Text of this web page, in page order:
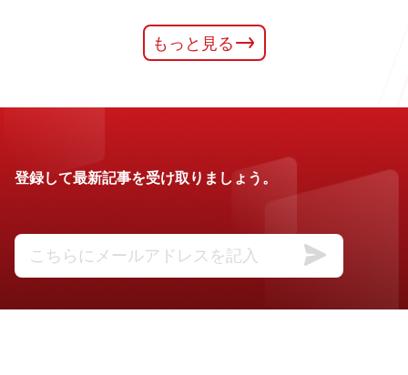
もっと見る
登録して最新記事を受け取りましょう。